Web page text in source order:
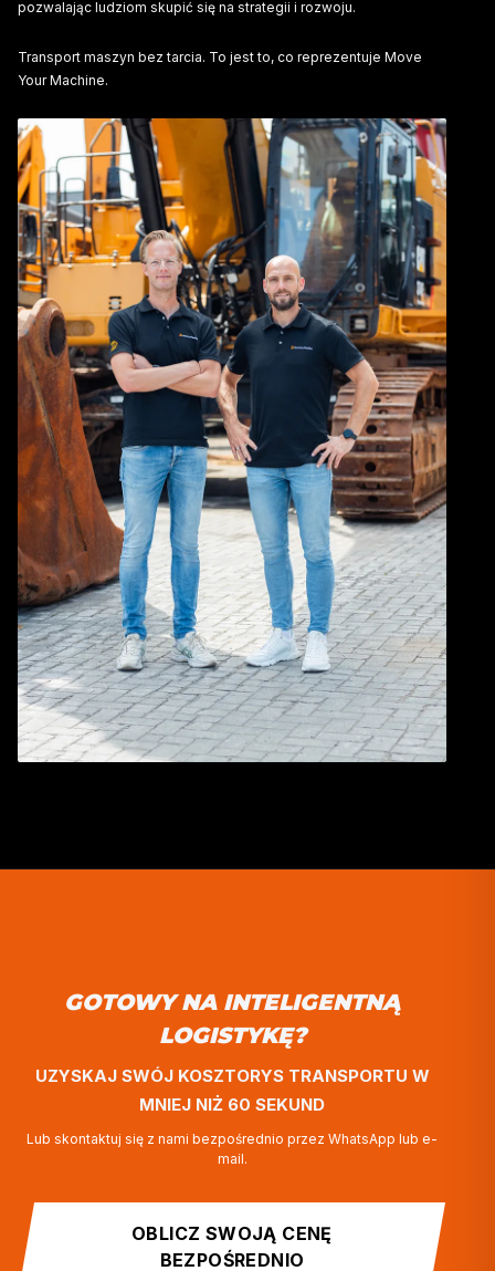
KSZTAŁTOWANE PRZEZ
„Nasza platforma jest zbudowana na prawdziwym
w transporcie: system, który myśli jak profesjonalista
ale działa z prędkością AI.
OBLICZ SWOJĄ CENĘ
BEZPOŚREDNIO